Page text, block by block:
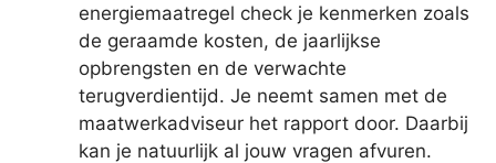
energiemaatregel check je kenmerken zoals
de geraamde kosten, de jaarlijkse
opbrengsten en de verwachte
terugverdientijd. Je neemt samen met de
maatwerkadviseur het rapport door. Daarbij
kan je natuurlijk al jouw vragen afvuren.